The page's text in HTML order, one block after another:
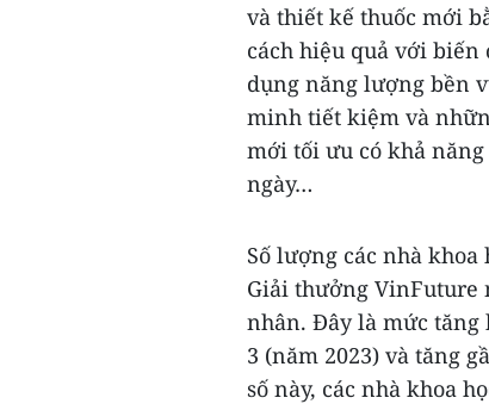
và thiết kế thuốc mới
cách hiệu quả với
dụng năng lượng bền
minh tiết kiệm và
mới tối ưu có khả
ngày…
Số lượng các nhà
Giải thưởng VinFuture
nhân. Đây là mức tăng
3 (năm 2023) và tăng
số này, các nhà khoa